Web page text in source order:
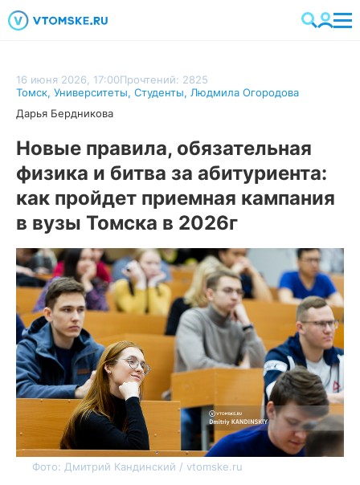
16 июня 2026, 17:00Прочтений: 2825
Томск, Университеты, Студенты, Людмила Огородова
Дарья Бердникова
Новые правила, обязательная
физика и битва за абитуриента:
как пройдет приемная кампания
в вузы Томска в 2026г
Фото: Дмитрий Кандинский / vtomske.ru